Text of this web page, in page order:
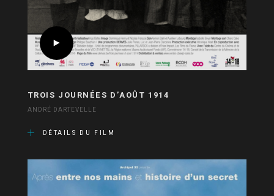
TROIS JOURNÉES D’AOÛT 1914
ANDRÉ DARTEVELLE
DÉTAILS DU FILM